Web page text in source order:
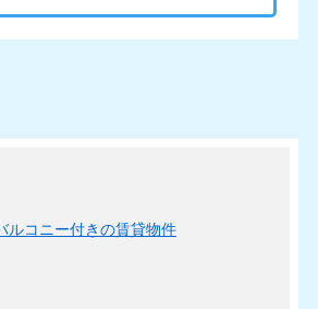
ルコニー付きの賃貸物件